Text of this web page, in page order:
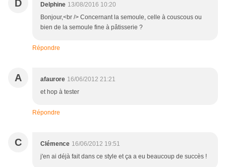
D Delphine 13/08/2016 10:20
Bonjour,<br /> Concernant la semoule, celle à couscous ou
bien de la semoule fine à pâtisserie ?
Répondre
A afaurore 16/06/2012 21:21
et hop à tester
Répondre
C Clémence 16/06/2012 19:51
j'en ai déjà fait dans ce style et ça a eu beaucoup de succès !